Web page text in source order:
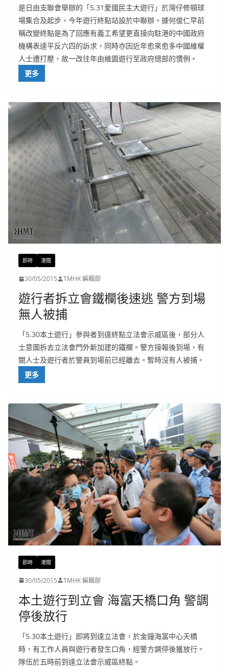
是日由支聯會舉辦的「5.31愛國民主大遊行」於灣仔修頓球
場集合及起步，今年遊行終點站設於中聯辦。據何俊仁早前
稱改變終點是為了回應有義工希望更直接向駐港的中國政府
機構表達平反六四的訴求，同時亦因近年愈來愈多中國維權
人士遭打壓，故一改往年由維園遊行至政府總部的慣例。
更多
即時 港聞
30/05/2015 TMHK 編輯部
遊行者拆立會鐵欄後速逃 警方到場
無人被捕
「5.30本土遊行」參與者到達終點立法會示威區後，部分人
士意圖拆去立法會門外新加建的鐵欄。警方接報後到場，有
關人士及遊行者於警員到場前已經離去。暫時沒有人被捕。
更多
即時 港聞
30/05/2015 TMHK 編輯部
本土遊行到立會 海富天橋口角 警調
停後放行
「5.30本土遊行」即將到達立法會，於金鐘海富中心天橋
時，有工作人員與遊行者發生口角，經警方調停後獲放行。
隊伍於五時前到達立法會示威區終點。